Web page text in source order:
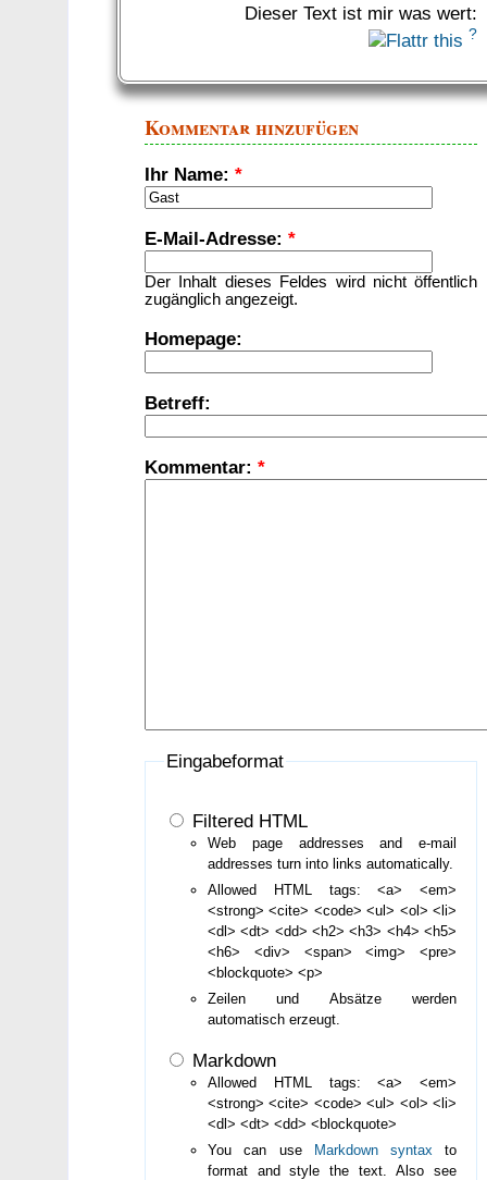
Dieser Text ist mir was wert:
?
Kommentar hinzufügen
Ihr Name: *
E-Mail-Adresse: *
Der Inhalt dieses Feldes wird nicht öffentlich
zugänglich angezeigt.
Homepage:
Betreff:
Kommentar: *
Eingabeformat
Filtered HTML
Web page addresses and e-mail
addresses turn into links automatically.
Allowed HTML tags: <a> <em>
<strong> <cite> <code> <ul> <ol> <li>
<dl> <dt> <dd> <h2> <h3> <h4> <h5>
<h6> <div> <span> <img> <pre>
<blockquote> <p>
Zeilen und Absätze werden
automatisch erzeugt.
Markdown
Allowed HTML tags: <a> <em>
<strong> <cite> <code> <ul> <ol> <li>
<dl> <dt> <dd> <blockquote>
You can use Markdown syntax to
format and style the text. Also see